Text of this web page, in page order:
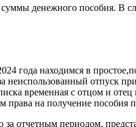
денежного пособия. В
года находимся в
неиспользованный отпуск
временная с отцом и
права на получение
отчетным периодом,